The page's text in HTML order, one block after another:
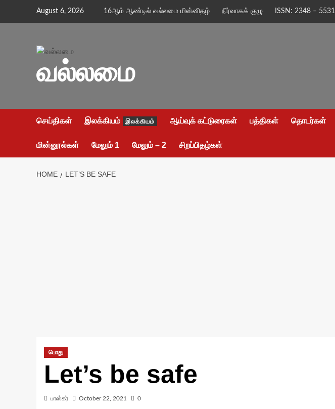
August 6, 2026 16ஆம் ஆண்டில் வல்லமை மின்னிதழ் நிர்வாகக் குழு ISSN: 2348 – 5531
வல்லமை
செய்திகள் இலக்கியம் இலக்கியம் ஆய்வுக் கட்டுரைகள் பத்திகள் தொடர்கள்
மின்னூல்கள் மேலும் 1 மேலும் – 2 சிறப்பிதழ்கள்
HOME LET’S BE SAFE
பொது
Let’s be safe
பாஸ்கர் October 22, 2021 0